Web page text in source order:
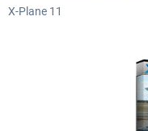
X-Plane 11